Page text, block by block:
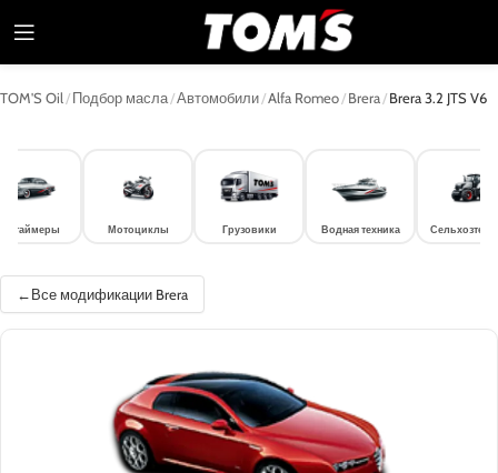
TOM'S Oil /Подбор масла/Автомобили/Alfa Romeo/Brera/Brera 3.2 JTS V6
Мотоциклы Грузовики Водная техника
Все модификации Brera